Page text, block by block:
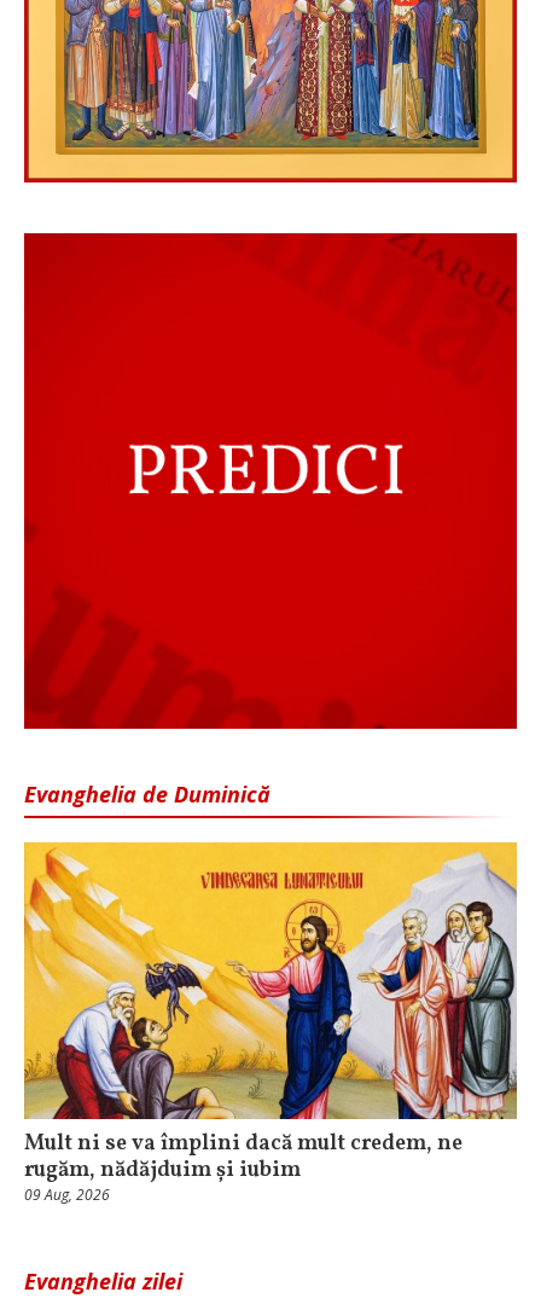
Evanghelia de Duminică
Mult ni se va împlini dacă mult credem, ne
rugăm, nădăjduim și iubim
09 Aug, 2026
Evanghelia zilei